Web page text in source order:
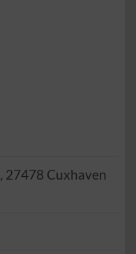
, 27478 Cuxhaven